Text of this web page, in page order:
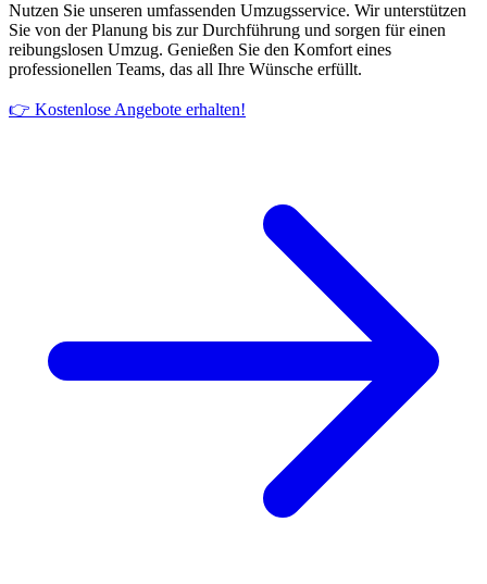
Nutzen Sie unseren umfassenden Umzugsservice. Wir unterstützen
Sie von der Planung bis zur Durchführung und sorgen für einen
reibungslosen Umzug. Genießen Sie den Komfort eines
professionellen Teams, das all Ihre Wünsche erfüllt.
👉 Kostenlose Angebote erhalten!